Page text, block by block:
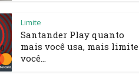
Limite
Santander Play quanto
mais você usa, mais limite
você...